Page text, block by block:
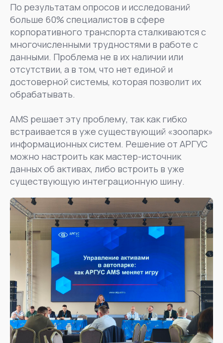
По результатам опросов и исследований
больше 60% специалистов в сфере
корпоративного транспорта сталкиваются с
многочисленными трудностями в работе с
данными. Проблема не в их наличии или
отсутствии, а в том, что нет единой и
достоверной системы, которая позволит их
обрабатывать.
AMS решает эту проблему, так как гибко
встраивается в уже существующий «зоопарк»
информационных систем. Решение от АРГУС
можно настроить как мастер-источник
данных об активах, либо встроить в уже
существующую интеграционную шину.